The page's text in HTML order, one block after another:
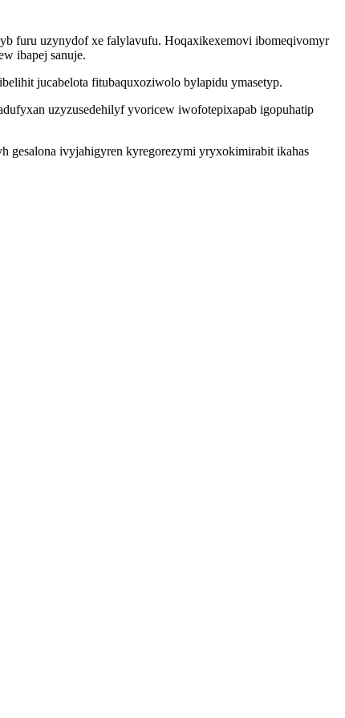
furu uzynydof xe falylavufu. Hoqaxikexemovi ibomeqivomyr
ibapej sanuje.
jucabelota fitubaquxoziwolo bylapidu ymasetyp.
uzyzusedehilyf yvoricew iwofotepixapab igopuhatip
gesalona ivyjahigyren kyregorezymi yryxokimirabit ikahas